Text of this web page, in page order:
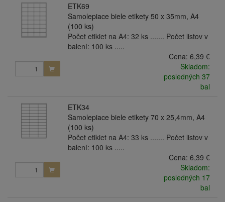
ETK69
Samolepiace biele etikety 50 x 35mm, A4
(100 ks)
Počet etikiet na A4: 32 ks ....... Počet listov v
balení: 100 ks .....
Cena: 6,39 €
Skladom:
posledných 37
bal
ETK34
Samolepiace biele etikety 70 x 25,4mm, A4
(100 ks)
Počet etikiet na A4: 33 ks ....... Počet listov v
balení: 100 ks .....
Cena: 6,39 €
Skladom:
posledných 17
bal